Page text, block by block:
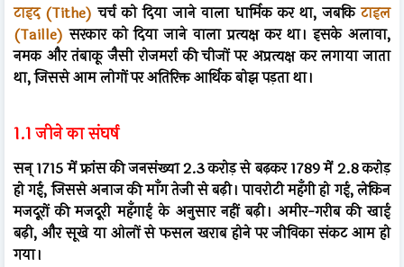
टाइद (Tithe) चर्च को दिया जाने वाला धार्मिक कर था, जबकिटाइल
(Taille) सरकार को दिया जाने वाला प्रत्यक्ष कर था। इसके अलावा,
नमक और तंबाकू जैसी रोजमर्रा की चीजों पर अप्रत्यक्ष कर लगाया जाता
था, जिससे आम लोगों पर अतिरिक्त आर्थिक बोझ पड़ता था।
1.1 जीने का संघर्ष
सन् 1715 में फ्रांस की जनसंख्या 2.3 करोड़ से बढ़कर 1789 में 2.8 करोड़
हो गई, जिससे अनाज की माँग तेजी से बढ़ी। पावरोटी महँगी हो गई, लेकिन
मजदूरों की मजदूरी महँगाई के अनुसार नहीं बढ़ी। अमीर-गरीब की खाई
बढ़ी, और सूखे या ओलों से फसल खराब होने पर जीविका संकट आम हो
गया।